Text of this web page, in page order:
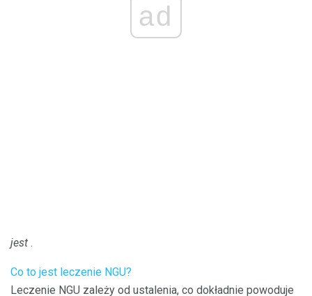
ad
jest .
Co to jest leczenie NGU?
Leczenie NGU zależy od ustalenia, co dokładnie powoduje